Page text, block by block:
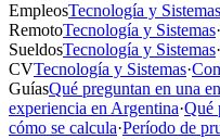
EmpleosTecnología y Sistemas
RemotoTecnología y Sistemas·
SueldosTecnología y Sistemas·
CVTecnología y Sistemas·
GuíasQué preguntan en una
experiencia en Argentina·Qué
cómo se calcula·Período de